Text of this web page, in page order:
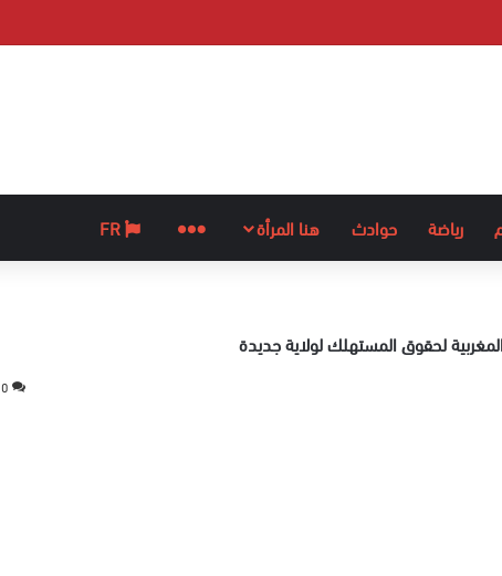
رياضة حوادث هنا المرأة المزيد
لحقوق المستهلك لولاية جديدة
0